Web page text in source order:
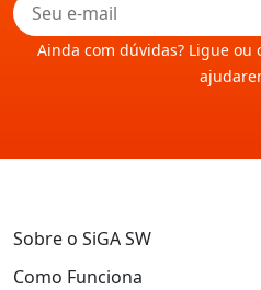
Ainda com dúvidas? Ligue
Sobre o SiGA SW
Como Funciona